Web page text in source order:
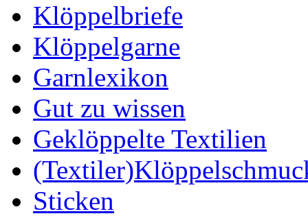
Klöppelbriefe
Klöppelgarne
Garnlexikon
Gut zu wissen
Geklöppelte Textilien
Sticken